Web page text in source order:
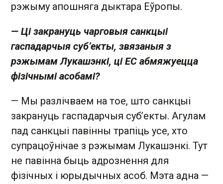
рэжыму апошняга дыктара Еўропы.
— Цізакрануць чарговыя санкцыі
гаспадарчыя суб’екты, звязаныя з
рэжымам Лукашэнкі, ці ЕС абмяжуецца
фізічнымі асобамі?
— Мы разлічваем на тое, што санкцыі
закрануць гаспадарчыя суб’екты. Агулам
пад санкцыі павінны трапіць усе, хто
супрацоўнічае з рэжымам Лукашэнкі. Тут
не павінна быць адрознення для
фізічных і юрыдычных асоб. Мэта адна —